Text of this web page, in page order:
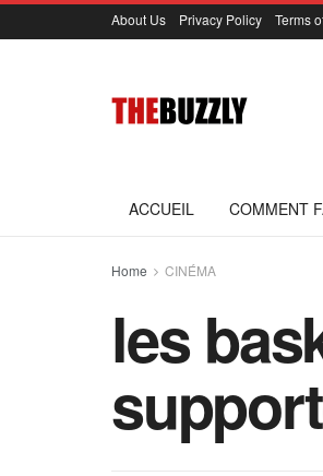
About Us Privacy Policy Terms
ACCUEIL COMMENT
Home CINÉMA
les